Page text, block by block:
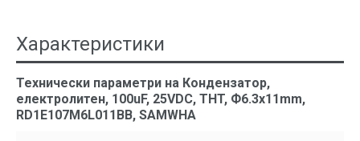
Характеристики
Технически параметри на Кондензатор,
електролитен, 100uF, 25VDC, THT, Ф6.3x11mm,
RD1E107M6L011BB, SAMWHA